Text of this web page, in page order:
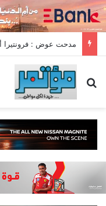
مدحت عوض : فرونتيرا أول سيارة
بحث عن